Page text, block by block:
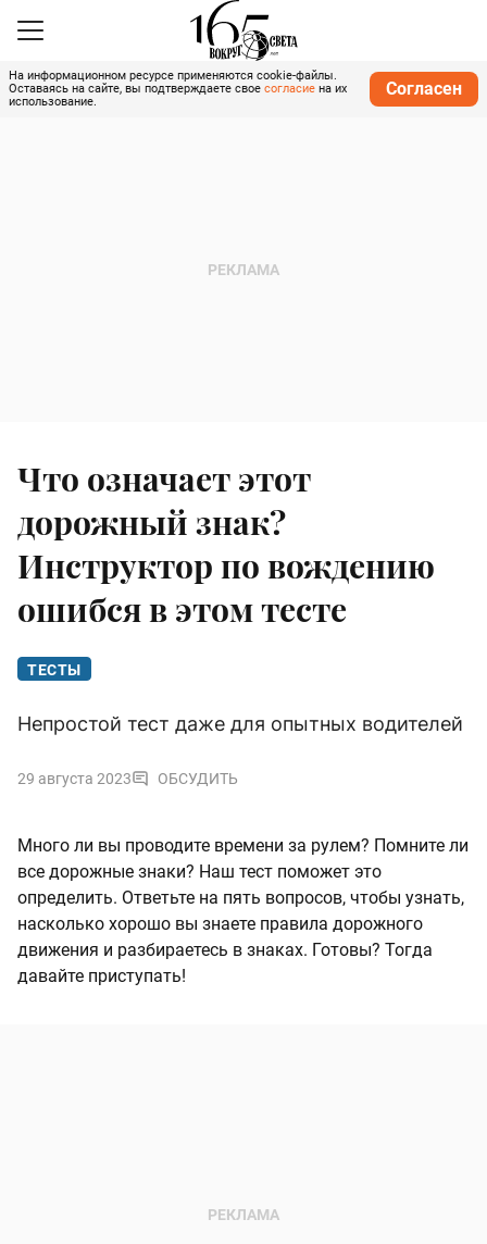
На информационном ресурсе применяются cookie-файлы.
Оставаясь на сайте, вы подтверждаете свое согласие на их
использование.
Согласен
Что означает этот
дорожный знак?
Инструктор по вождению
ошибся в этом тесте
ТЕСТЫ
Непростой тест даже для опытных водителей
29 августа 2023 ОБСУДИТЬ
Много ли вы проводите времени за рулем? Помните ли
все дорожные знаки? Наш тест поможет это
определить. Ответьте на пять вопросов, чтобы узнать,
насколько хорошо вы знаете правила дорожного
движения и разбираетесь в знаках. Готовы? Тогда
давайте приступать!